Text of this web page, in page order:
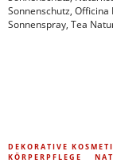
Sonnenschutz, Officina
Sonnenspray, Tea
DEKORATIVE
KÖRPERPFLEGE